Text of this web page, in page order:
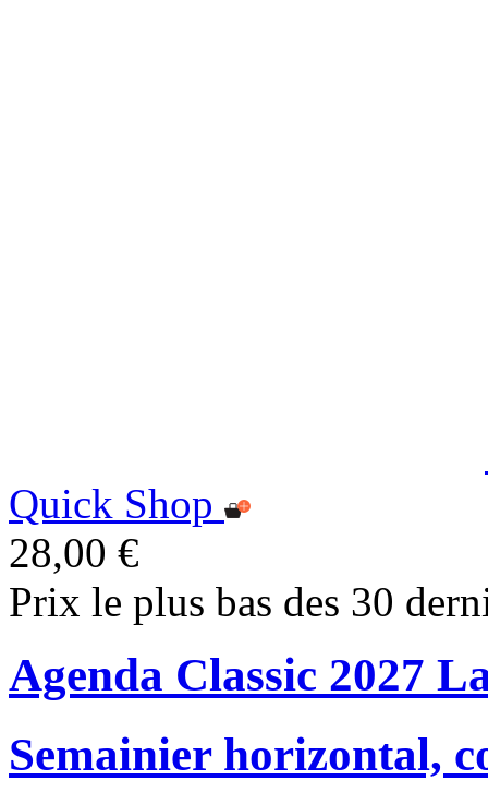
Quick Shop
28,00 €
Prix le plus bas des 30
Agenda Classic 2027
Semainier horizontal,